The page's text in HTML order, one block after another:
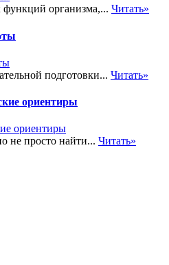
организма,... Читать»
подготовки... Читать»
ориентиры
не просто найти... Читать»